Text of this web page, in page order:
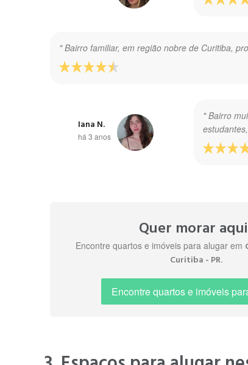
" Bairro familiar, em região nobre de Curitiba,
" Bairro
Iana N.
há 3 anos
" Muito
há 5 anos
Quer morar
Encontre quartos e imóveis para alugar em
Curitiba - PR.
Encontre quartos e imóveis